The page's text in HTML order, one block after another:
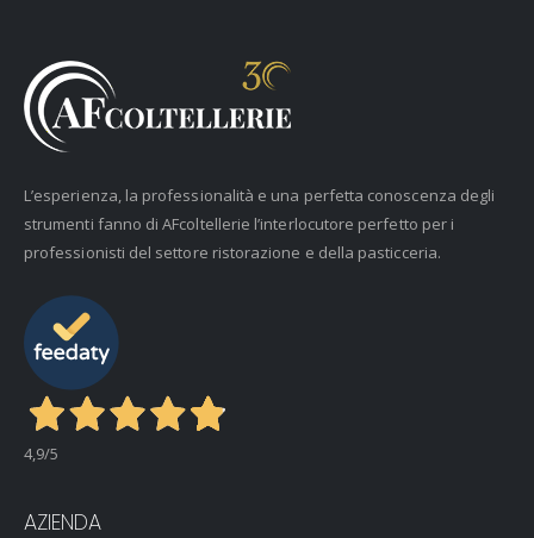
L’esperienza, la professionalità e una perfetta conoscenza degli
strumenti fanno di AFcoltellerie l’interlocutore perfetto per i
professionisti del settore ristorazione e della pasticceria.
4,9/5
AZIENDA